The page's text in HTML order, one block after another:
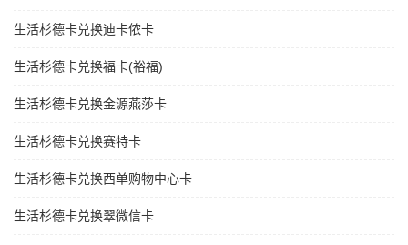
生活杉德卡兑换迪卡侬卡
生活杉德卡兑换福卡(裕福)
生活杉德卡兑换金源燕莎卡
生活杉德卡兑换赛特卡
生活杉德卡兑换西单购物中心卡
生活杉德卡兑换翠微信卡